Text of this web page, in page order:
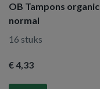
OB Tampons organic
normal
16 stuks
€ 4,33